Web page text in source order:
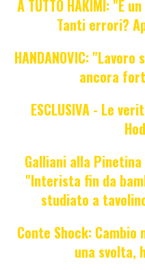
A TUTTO HAKIMI: "È
Tanti errori?
HANDANOVIC:
ancora
ESCLUSIVA - Le
Galliani alla
"Interista fin da
studiato a
Conte Shock:
una svolta,